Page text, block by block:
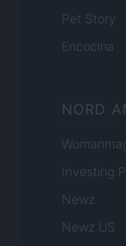
Pet Story
Encocina
NORD
Investing
Newz
Newz US